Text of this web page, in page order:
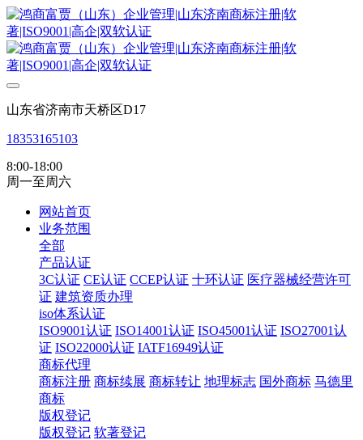
山东省济南市天桥区D17
18353165103
8:00-18:00
周一至周六
网站首页
业务范围
全部
产品认证
3C认证 CE认证 CCEP认证 十环认证 医疗器械经营许可
证 建筑资质办理
iso体系认证
ISO9001认证 ISO14001认证 ISO45001认证 ISO27001认
证 ISO22000认证 IATF16949认证
商标代理
商标注册 商标续展 商标转让 地理标志 国外商标 马德里
商标
版权登记
版权登记 软著登记